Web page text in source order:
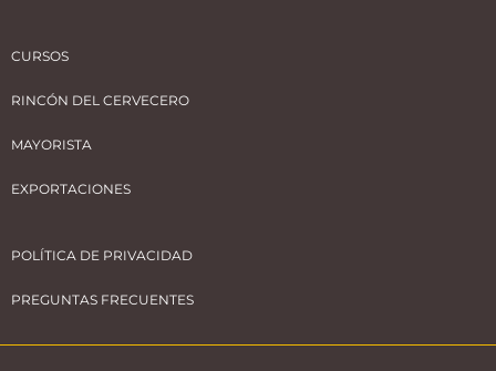
CURSOS
RINCÓN DEL CERVECERO
MAYORISTA
EXPORTACIONES
POLÍTICA DE PRIVACIDAD
PREGUNTAS FRECUENTES